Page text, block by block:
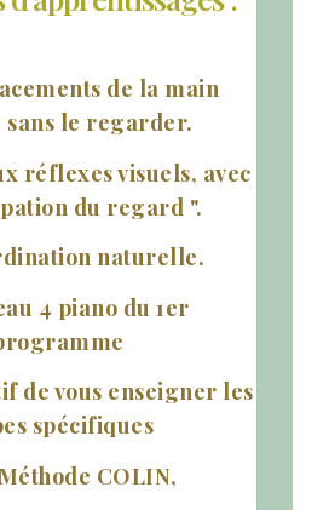
de la main
sans le regarder.
réflexes visuels, avec
du regard ".
naturelle.
4 piano du 1er
de vous enseigner les
spécifiques
COLIN,